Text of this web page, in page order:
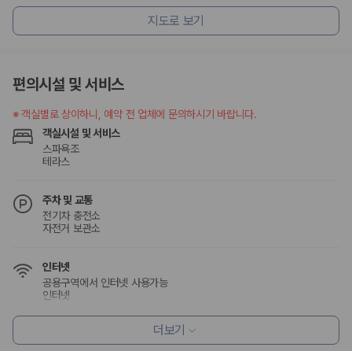
건을 함께 확인할 수 있도록 돕습니다.
슈퍼자차:더 높은 보장 조건을 원하는 사용자에게 적합합니다.
2000만 고객이 선택한 렌트카 가격비교 플랫폼
카모아는 제주렌트카부터 국내·해외 렌트카까지 비교할 수 있는 렌트카 가
격비교 플랫폼입니다.
누적 이용 고객수
20,871,562명
사용자 리뷰
예약 가능 차량
67,123대
전국 렌트카 지점
1,829개
제주렌트카 가격비교 자주 묻는 질문
지도로 보기
편의시설 및 서비스
※객실별로 상이하니, 예약 전 업체에 문의하시기 바랍니다.
객실시설 및 서비스
스파욕조
테라스
주차 및 교통
전기차 충전소
자전거 보관소
인터넷
공용구역에서 인터넷 사용가능
인터넷
공용구역에서 와이파이 사용가능
더보기